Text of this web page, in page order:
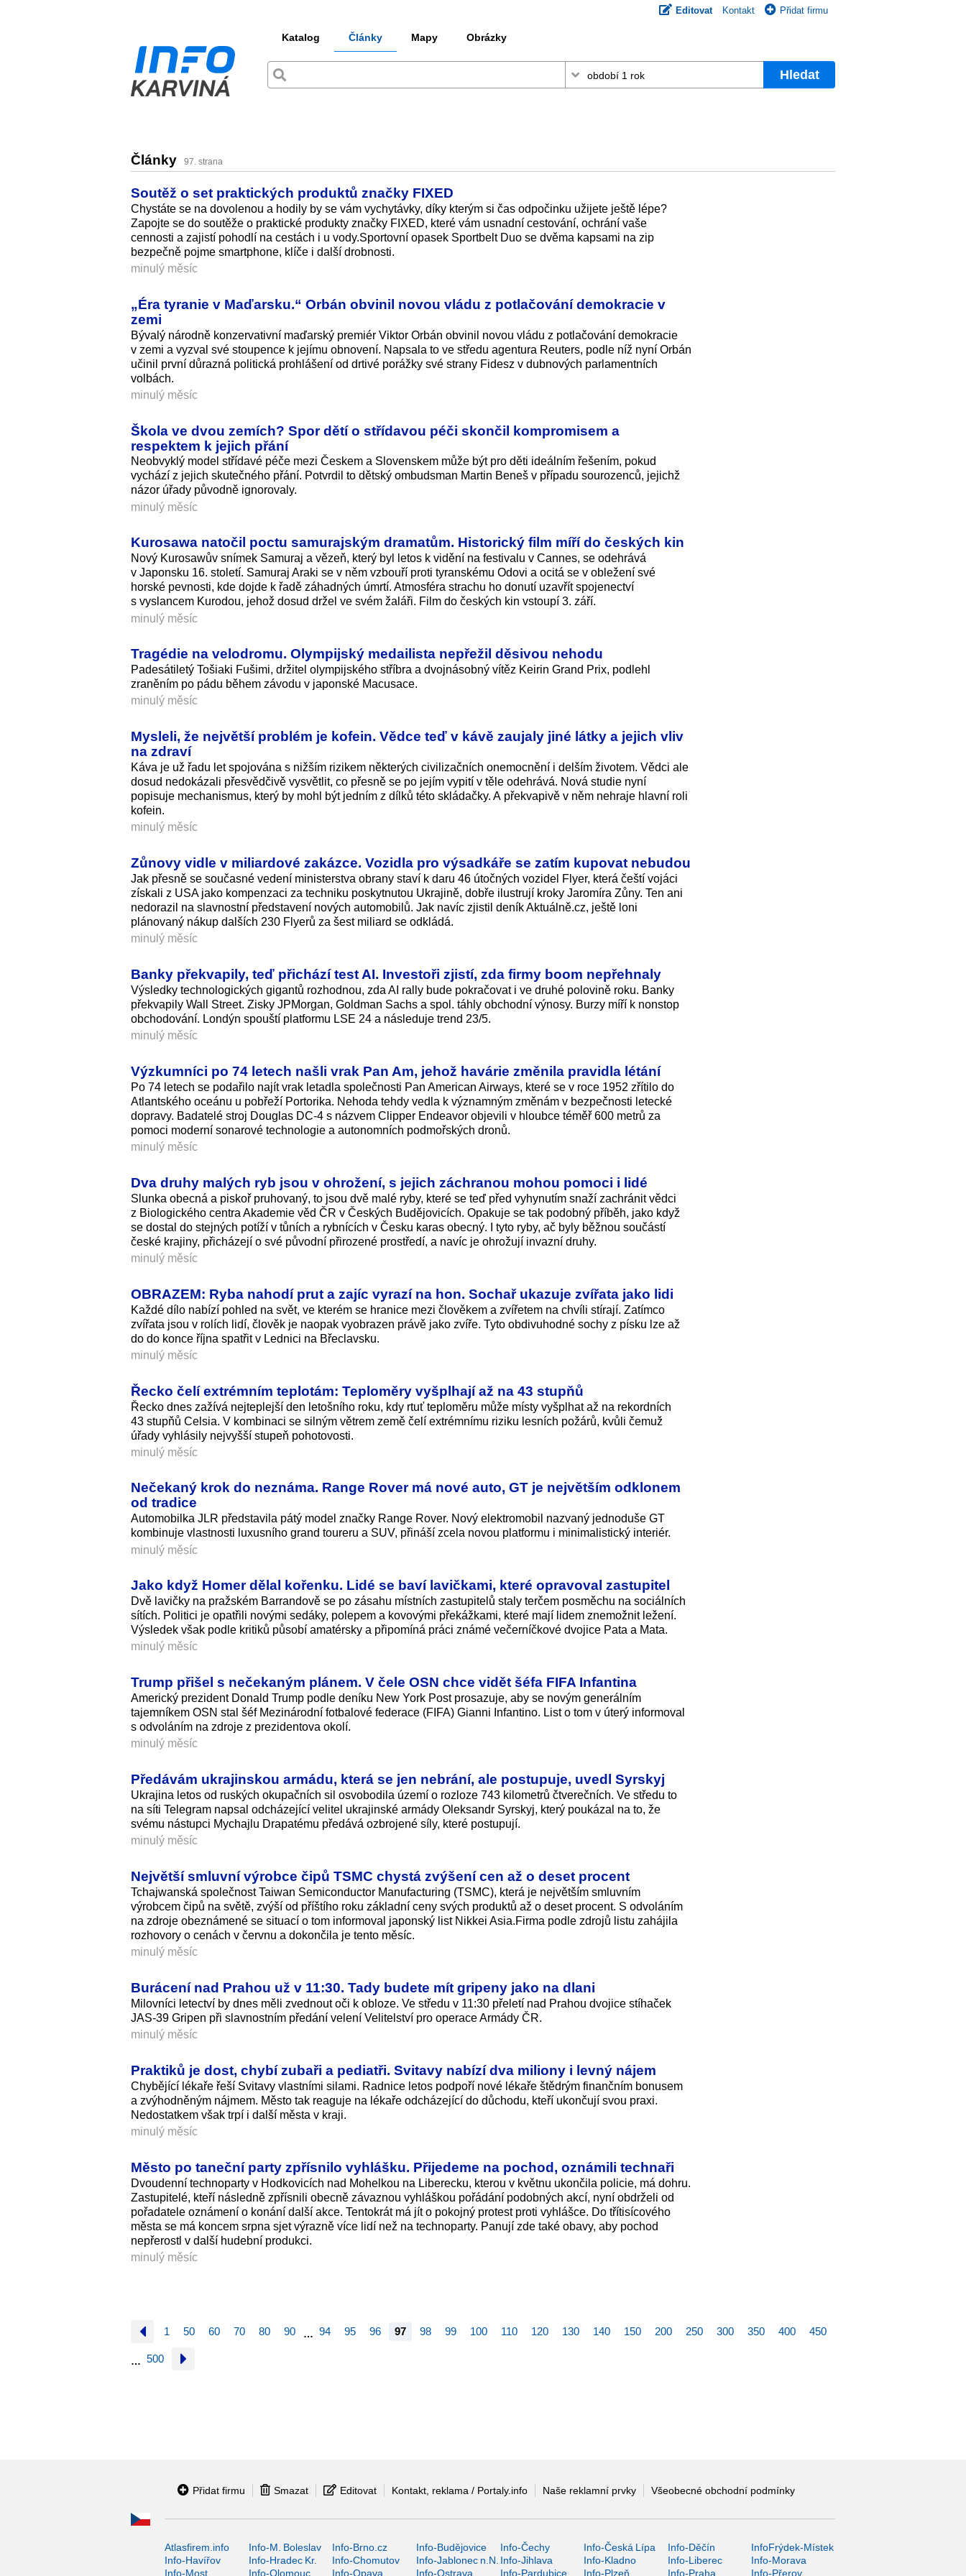
Editovat Kontakt Přidat firmu
Katalog Články Mapy Obrázky
Hledat
Články 97. strana
Soutěž o set praktických produktů značky FIXED
Chystáte se na dovolenou a hodily by se vám vychytávky, díky kterým si čas odpočinku užijete ještě lépe?
Zapojte se do soutěže o praktické produkty značky FIXED, které vám usnadní cestování, ochrání vaše
cennosti a zajistí pohodlí na cestách i u vody.Sportovní opasek Sportbelt Duo se dvěma kapsami na zip
bezpečně pojme smartphone, klíče i další drobnosti.
minulý měsíc
„Éra tyranie v Maďarsku.“ Orbán obvinil novou vládu z potlačování demokracie v
zemi
Bývalý národně konzervativní maďarský premiér Viktor Orbán obvinil novou vládu z potlačování demokracie
v zemi a vyzval své stoupence k jejímu obnovení. Napsala to ve středu agentura Reuters, podle níž nyní Orbán
učinil první důrazná politická prohlášení od drtivé porážky své strany Fidesz v dubnových parlamentních
volbách.
minulý měsíc
Škola ve dvou zemích? Spor dětí o střídavou péči skončil kompromisem a
respektem k jejich přání
Neobvyklý model střídavé péče mezi Českem a Slovenskem může být pro děti ideálním řešením, pokud
vychází z jejich skutečného přání. Potvrdil to dětský ombudsman Martin Beneš v případu sourozenců, jejichž
názor úřady původně ignorovaly.
minulý měsíc
Kurosawa natočil poctu samurajským dramatům. Historický film míří do českých kin
Nový Kurosawův snímek Samuraj a vězeň, který byl letos k vidění na festivalu v Cannes, se odehrává
v Japonsku 16. století. Samuraj Araki se v něm vzbouří proti tyranskému Odovi a ocitá se v obležení své
horské pevnosti, kde dojde k řadě záhadných úmrtí. Atmosféra strachu ho donutí uzavřít spojenectví
s vyslancem Kurodou, jehož dosud držel ve svém žaláři. Film do českých kin vstoupí 3. září.
minulý měsíc
Tragédie na velodromu. Olympijský medailista nepřežil děsivou nehodu
Padesátiletý Tošiaki Fušimi, držitel olympijského stříbra a dvojnásobný vítěz Keirin Grand Prix, podlehl
zraněním po pádu během závodu v japonské Macusace.
minulý měsíc
Mysleli, že největší problém je kofein. Vědce teď v kávě zaujaly jiné látky a jejich vliv
na zdraví
Káva je už řadu let spojována s nižším rizikem některých civilizačních onemocnění i delším životem. Vědci ale
dosud nedokázali přesvědčivě vysvětlit, co přesně se po jejím vypití v těle odehrává. Nová studie nyní
popisuje mechanismus, který by mohl být jedním z dílků této skládačky. A překvapivě v něm nehraje hlavní roli
kofein.
minulý měsíc
Zůnovy vidle v miliardové zakázce. Vozidla pro výsadkáře se zatím kupovat nebudou
Jak přesně se současné vedení ministerstva obrany staví k daru 46 útočných vozidel Flyer, která čeští vojáci
získali z USA jako kompenzaci za techniku poskytnutou Ukrajině, dobře ilustrují kroky Jaromíra Zůny. Ten ani
nedorazil na slavnostní představení nových automobilů. Jak navíc zjistil deník Aktuálně.cz, ještě loni
plánovaný nákup dalších 230 Flyerů za šest miliard se odkládá.
minulý měsíc
Banky překvapily, teď přichází test AI. Investoři zjistí, zda firmy boom nepřehnaly
Výsledky technologických gigantů rozhodnou, zda AI rally bude pokračovat i ve druhé polovině roku. Banky
překvapily Wall Street. Zisky JPMorgan, Goldman Sachs a spol. táhly obchodní výnosy. Burzy míří k nonstop
obchodování. Londýn spouští platformu LSE 24 a následuje trend 23/5.
minulý měsíc
Výzkumníci po 74 letech našli vrak Pan Am, jehož havárie změnila pravidla létání
Po 74 letech se podařilo najít vrak letadla společnosti Pan American Airways, které se v roce 1952 zřítilo do
Atlantského oceánu u pobřeží Portorika. Nehoda tehdy vedla k významným změnám v bezpečnosti letecké
dopravy. Badatelé stroj Douglas DC-4 s názvem Clipper Endeavor objevili v hloubce téměř 600 metrů za
pomoci moderní sonarové technologie a autonomních podmořských dronů.
minulý měsíc
Dva druhy malých ryb jsou v ohrožení, s jejich záchranou mohou pomoci i lidé
Slunka obecná a piskoř pruhovaný, to jsou dvě malé ryby, které se teď před vyhynutím snaží zachránit vědci
z Biologického centra Akademie věd ČR v Českých Budějovicích. Opakuje se tak podobný příběh, jako když
se dostal do stejných potíží v tůních a rybnících v Česku karas obecný. I tyto ryby, ač byly běžnou součástí
české krajiny, přicházejí o své původní přirozené prostředí, a navíc je ohrožují invazní druhy.
minulý měsíc
OBRAZEM: Ryba nahodí prut a zajíc vyrazí na hon. Sochař ukazuje zvířata jako lidi
Každé dílo nabízí pohled na svět, ve kterém se hranice mezi člověkem a zvířetem na chvíli stírají. Zatímco
zvířata jsou v rolích lidí, člověk je naopak vyobrazen právě jako zvíře. Tyto obdivuhodné sochy z písku lze až
do do konce října spatřit v Lednici na Břeclavsku.
minulý měsíc
Řecko čelí extrémním teplotám: Teploměry vyšplhají až na 43 stupňů
Řecko dnes zažívá nejteplejší den letošního roku, kdy rtuť teploměru může místy vyšplhat až na rekordních
43 stupňů Celsia. V kombinaci se silným větrem země čelí extrémnímu riziku lesních požárů, kvůli čemuž
úřady vyhlásily nejvyšší stupeň pohotovosti.
minulý měsíc
Nečekaný krok do neznáma. Range Rover má nové auto, GT je největším odklonem
od tradice
Automobilka JLR představila pátý model značky Range Rover. Nový elektromobil nazvaný jednoduše GT
kombinuje vlastnosti luxusního grand toureru a SUV, přináší zcela novou platformu i minimalistický interiér.
minulý měsíc
Jako když Homer dělal kořenku. Lidé se baví lavičkami, které opravoval zastupitel
Dvě lavičky na pražském Barrandově se po zásahu místních zastupitelů staly terčem posměchu na sociálních
sítích. Politici je opatřili novými sedáky, polepem a kovovými překážkami, které mají lidem znemožnit ležení.
Výsledek však podle kritiků působí amatérsky a připomíná práci známé večerníčkové dvojice Pata a Mata.
minulý měsíc
Trump přišel s nečekaným plánem. V čele OSN chce vidět šéfa FIFA Infantina
Americký prezident Donald Trump podle deníku New York Post prosazuje, aby se novým generálním
tajemníkem OSN stal šéf Mezinárodní fotbalové federace (FIFA) Gianni Infantino. List o tom v úterý informoval
s odvoláním na zdroje z prezidentova o­kolí.
minulý měsíc
Předávám ukrajinskou armádu, která se jen nebrání, ale postupuje, uvedl Syrskyj
Ukrajina letos od ruských okupačních sil osvobodila území o rozloze 743 kilometrů čtverečních. Ve středu to
na síti Telegram napsal odcházející velitel ukrajinské armády Oleksandr Syrskyj, který poukázal na to, že
svému nástupci Mychajlu Drapatému předává ozbrojené síly, které postupují.
minulý měsíc
Největší smluvní výrobce čipů TSMC chystá zvýšení cen až o deset procent
Tchajwanská společnost Taiwan Semiconductor Manufacturing (TSMC), která je největším smluvním
výrobcem čipů na světě, zvýší od příštího roku základní ceny svých produktů až o deset procent. S odvoláním
na zdroje obeznámené se situací o tom informoval japonský list Nikkei Asia.Firma podle zdrojů listu zahájila
rozhovory o cenách v červnu a dokončila je tento měsíc.
minulý měsíc
Burácení nad Prahou už v 11:30. Tady budete mít gripeny jako na dlani
Milovníci letectví by dnes měli zvednout oči k obloze. Ve středu v 11:30 přeletí nad Prahou dvojice stíhaček
JAS-39 Gripen při slavnostním předání velení Velitelství pro operace Armády ČR.
minulý měsíc
Praktiků je dost, chybí zubaři a pediatři. Svitavy nabízí dva miliony i levný nájem
Chybějící lékaře řeší Svitavy vlastními silami. Radnice letos podpoří nové lékaře štědrým finančním bonusem
a zvýhodněným nájmem. Město tak reaguje na lékaře odcházející do důchodu, kteří ukončují svou praxi.
Nedostatkem však trpí i další města v kraji.
minulý měsíc
Město po taneční party zpřísnilo vyhlášku. Přijedeme na pochod, oznámili technaři
Dvoudenní technoparty v Hodkovicích nad Mohelkou na Liberecku, kterou v květnu ukončila policie, má dohru.
Zastupitelé, kteří následně zpřísnili obecně závaznou vyhláškou pořádání podobných akcí, nyní obdrželi od
pořadatele oznámení o konání další akce. Tentokrát má jít o pokojný protest proti vyhlášce. Do třítisícového
města se má koncem srpna sjet výrazně více lidí než na technoparty. Panují zde také obavy, aby pochod
nepřerostl v další hudební produkci.
minulý měsíc
1 50 60 70 80 90 … 94 95 96 97 98 99 100 110 120 130 140 150 200 250 300 350 400 450
… 500
Přidat firmu Smazat Editovat Kontakt, reklama / Portaly.info Naše reklamní prvky Všeobecné obchodní podmínky
Atlasfirem.info Info-M. Boleslav Info-Brno.cz Info-Budějovice Info-Čechy Info-Česká Lípa Info-Děčín
InfoFrýdek-Místek
Info-Havířov
Info-Hradec Kr. Info-Chomutov Info-Jablonec n.N. Info-Jihlava Info-Kladno Info-Liberec
Info-Morava
Info-Most
Info-Olomouc Info-Opava Info-Ostrava Info-Pardubice Info-Plzeň Info-Praha Info-Přerov